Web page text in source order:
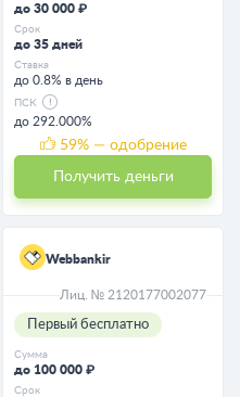
до 30 000 ₽
Срок
до 35 дней
Ставка
до 0.8% в день
ПСК
до 292.000%
59% — одобрение
Получить деньги
Webbankir
Лиц. № 2120177002077
Первый бесплатно
Сумма
до 100 000 ₽
Срок